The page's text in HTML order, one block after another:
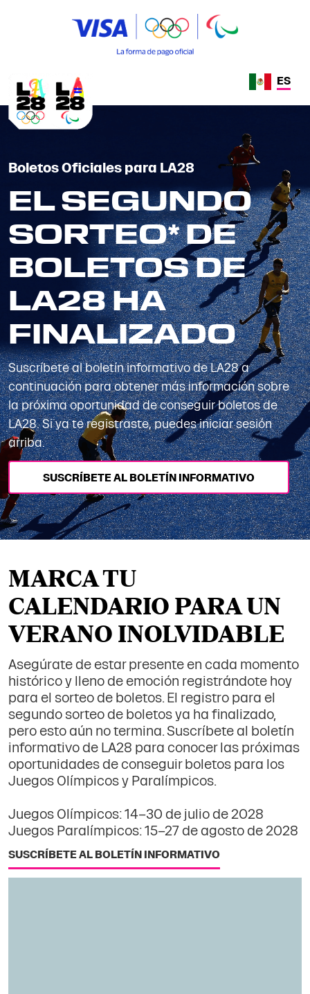
ES
Boletos Oficiales para LA28
EL SEGUNDO
SORTEO* DE
BOLETOS DE
LA28 HA
FINALIZADO
Suscríbete al boletín informativo de LA28 a
continuación para obtener más información sobre
la próxima oportunidad de conseguir boletos de
LA28. Si ya te registraste, puedes iniciar sesión
arriba.
SUSCRÍBETE AL BOLETÍN INFORMATIVO
MARCA TU
CALENDARIO PARA UN
VERANO INOLVIDABLE
Asegúrate de estar presente en cada momento
histórico y lleno de emoción registrándote hoy
para el sorteo de boletos. El registro para el
segundo sorteo de boletos ya ha finalizado,
pero esto aún no termina. Suscríbete al boletín
informativo de LA28 para conocer las próximas
oportunidades de conseguir boletos para los
Juegos Olímpicos y Paralímpicos.
Juegos Olímpicos: 14–30 de julio de 2028
Juegos Paralímpicos: 15–27 de agosto de 2028
SUSCRÍBETE AL BOLETÍN INFORMATIVO